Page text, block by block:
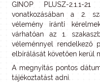
GINOP PLUSZ-2.1.1-
vonatkozásában a 2.
vélemény iránti
várhatóan az 1.
véleménnyel rendelkező
elbírálását követően kerül
A megnyitás pontos
tájékoztatást adni.